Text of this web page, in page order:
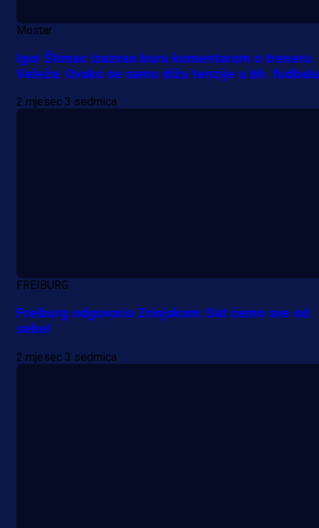
1 dan 19 h
Mostar
Igor Štimac izazvao buru komentarom o treneru
Veleža: Ovako se samo dižu tenzije u bh. fudbalu
2 mjesec 3 sedmica
FREIBURG
Freiburg odgovorio Zrinjskom: Dat ćemo sve od
sebe!
2 mjesec 3 sedmica